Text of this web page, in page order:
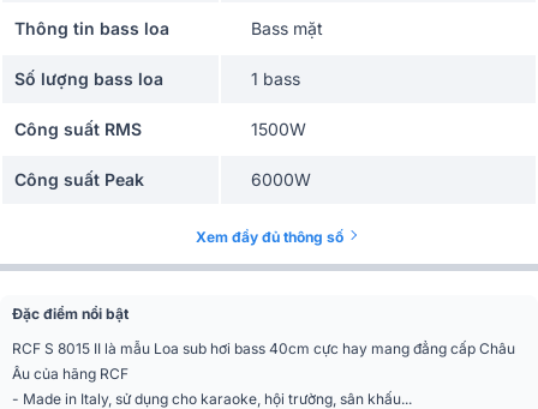
Thông tin bass loa Bass mặt
Số lượng bass loa 1 bass
Công suất RMS 1500W
Công suất Peak 6000W
mạch class D, Tích hợp Amply
Tần số đáp tuyến
Xem đầy đủ thông số
Đặc điểm nổi bật
RCF S 8015 II là mẫu Loa sub hơi bass 40cm cực hay mang đẳng cấp Châu
Âu của hãng RCF
- Made in Italy, sử dụng cho karaoke, hội trường, sân khấu...